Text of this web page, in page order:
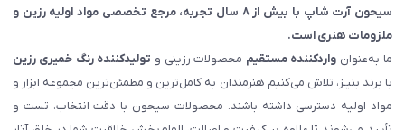
سیحون آرت شاپ با بیش از ۸ سال تجربه، مرجع تخصصی مواد اولیه رزین و
ملزومات هنری است.
ما به‌عنوان واردکننده مستقیم محصولات رزینی و تولیدکننده رنگ خمیری رزین
با برند بنیـز، تلاش می‌کنیم هنرمندان به کامل‌ترین و مطمئن‌ترین مجموعه ابزار و
مواد اولیه دسترسی داشته باشند. محصولات سیحون با دقت انتخاب، تست و